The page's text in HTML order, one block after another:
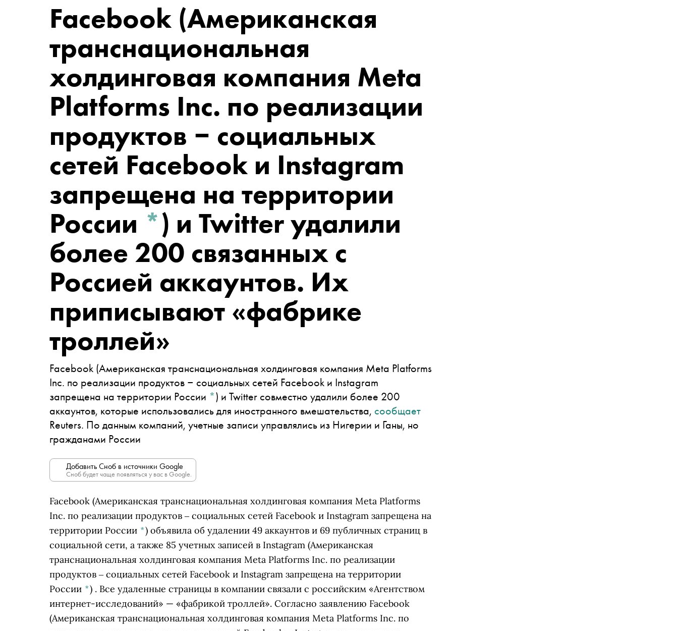
Facebook (Американская
транснациональная
холдинговая компания Meta
Platforms Inc. по реализации
продуктов ‒ социальных
сетей Facebook и Instagram
запрещена на территории
России *) и Twitter удалили
более 200 связанных с
Россией аккаунтов. Их
приписывают «фабрике
троллей»
Facebook (Американская транснациональная холдинговая компания Meta Platforms
Inc. по реализации продуктов ‒ социальных сетей Facebook и Instagram
запрещена на территории России *) и Twitter совместно удалили более 200
аккаунтов, которые использовались для иностранного вмешательства, сообщает
Reuters. По данным компаний, учетные записи управлялись из Нигерии и Ганы, но
гражданами России
Добавить Сноб в источники Google
Сноб будет чаще появляться у вас в Google.
Facebook (Американская транснациональная холдинговая компания Meta Platforms
Inc. по реализации продуктов ‒ социальных сетей Facebook и Instagram запрещена на
территории России *) объявила об удалении 49 аккаунтов и 69 публичных страниц в
социальной сети, а также 85 учетных записей в Instagram (Американская
транснациональная холдинговая компания Meta Platforms Inc. по реализации
продуктов ‒ социальных сетей Facebook и Instagram запрещена на территории
России *) . Все удаленные страницы в компании связали с российским «Агентством
интернет-исследований» — «фабрикой троллей». Согласно заявлению Facebook
(Американская транснациональная холдинговая компания Meta Platforms Inc. по